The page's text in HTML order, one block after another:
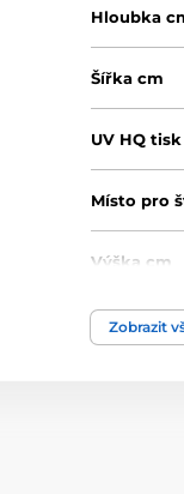
Hloubka
Šířka cm
UV HQ tisk
Místo pro
Výška cm
Motiv
Zobrazit